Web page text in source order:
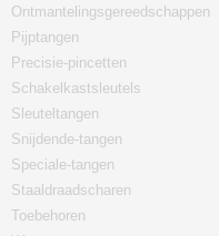
Ontmantelingsgereedschappen
Pijptangen
Precisie-pincetten
Schakelkastsleutels
Sleuteltangen
Snijdende-tangen
Speciale-tangen
Staaldraadscharen
Toebehoren